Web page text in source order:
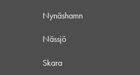
Nynäshamn
Nässjö
Skara